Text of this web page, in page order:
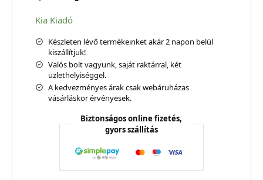
Kia Kiadó
Készleten lévő termékeinket akár 2 napon belül
kiszállítjuk!
Valós bolt vagyunk, saját raktárral, két
üzlethelyiséggel.
A kedvezményes árak csak webáruházas
vásárláskor érvényesek.
Biztonságos online fizetés,
gyors szállítás